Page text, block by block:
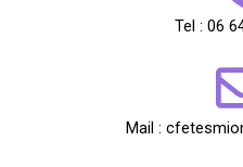
Tel : 06
Mail :